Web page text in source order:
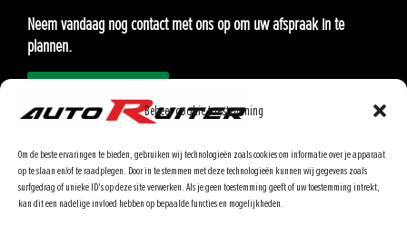
Beheer cookie toestemming
Om de beste ervaringen te bieden, gebruiken wij technologieën zoals cookies om informatie over je apparaat
op te slaan en/of te raadplegen. Door in te stemmen met deze technologieën kunnen wij gegevens zoals
surfgedrag of unieke ID's op deze site verwerken. Als je geen toestemming geeft of uw toestemming intrekt,
kan dit een nadelige invloed hebben op bepaalde functies en mogelijkheden.
BTW: NL865.370862.B01
Modellen
Onderhoud inplannen
Airbagterugroepactie
Klantenportaal
Neem vandaag nog contact met ons op om uw afspraak in te
plannen.